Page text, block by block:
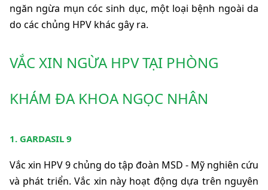
ngăn ngừa mụn cóc sinh dục, một loại bệnh ngoài da
do các chủng HPV khác gây ra.
VẮC XIN NGỪA HPV TẠI PHÒNG
KHÁM ĐA KHOA NGỌC NHÂN
1. GARDASIL 9
Vắc xin HPV 9 chủng do tập đoàn MSD - Mỹ nghiên cứu
và phát triển. Vắc xin này hoạt động dựa trên nguyên